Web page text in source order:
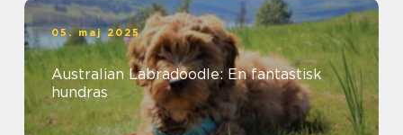
05. maj 2025
Australian Labradoodle: En fantastisk
hundras